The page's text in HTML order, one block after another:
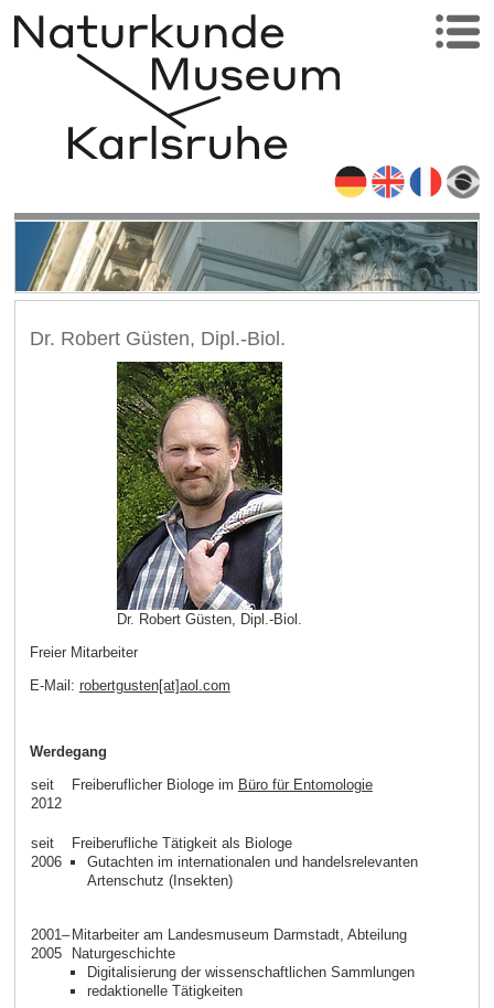
Dr. Robert Güsten, Dipl.-Biol.
Dr. Robert Güsten, Dipl.-Biol.
Freier Mitarbeiter
E-Mail: robertgusten[at]aol .com
Werdegang
seit
2012
Freiberuflicher Biologe im Büro für Entomologie
seit
2006
Freiberufliche Tätigkeit als Biologe
Gutachten im internationalen und handelsrelevanten
Artenschutz (Insekten)
2001–
2005
Mitarbeiter am Landesmuseum Darmstadt, Abteilung
Naturgeschichte
Digitalisierung der wissenschaftlichen Sammlungen
redaktionelle Tätigkeiten